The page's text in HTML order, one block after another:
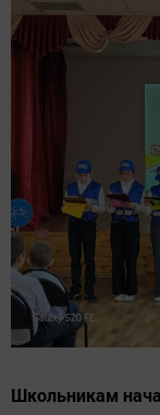
Школьникам